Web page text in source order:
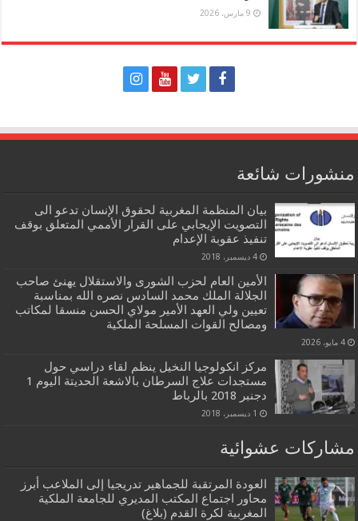
9 مارس، 2026
منشورات شائعة
بيان المنظمة المغربية لحقوق الإنسان تدعو الى
التصويت الإيجابي على القرار الأممي المتعلق بوقف
تنفيذ عقوبة الإعدام
4 ديسمبر، 2018
الأمين العام لحزب الشورى والاستقلال يهنئ صاحب
الجلالة الملك محمد السادس نصره الله بمناسبة
تعيين ولي العهد الأمير مولاي الحسن منسقا لمكاتب
ومصالح القوات المسلحة الملكية
4 مايو، 2026
مركز انكولوجيا النخيل ينظم لقاء دراسي حول
مستجدات علاج السرطان بالاشعة الحديتة اليوم 1
دجنبر 2018 بالرباط
1 ديسمبر، 2018
مشاركات عشوائية
العودة المرتقبة للجماهير تدريجيا إلى الملاعب أبرز
محاور اجتماع المكتب المديري للجامعة الملكية
المغربية لكرة القدم (بلاغ)